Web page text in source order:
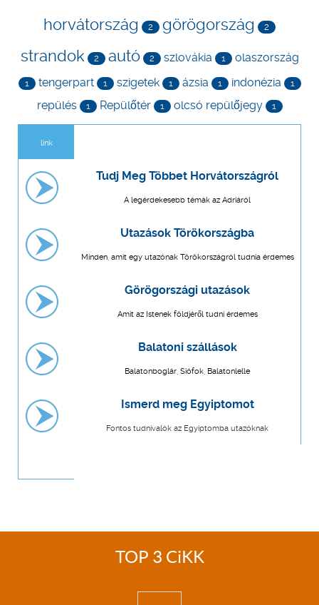
horvátország 2 görögország 2
strandok 2 autó 2 szlovákia 1 olaszország
1 tengerpart 1 szigetek 1 ázsia 1 indonézia 1
repülés 1 Repülőtér 1 olcsó repülőjegy 1
link
Tudj Meg Többet Horvátországról
A legérdekesebb témák az Adriáról
Utazások Törökországba
Minden, amit egy utazónak Törökországról tudnia érdemes
Görögországi utazások
Amit az Istenek földjéről tudni érdemes
Balatoni szállások
Balatonboglár, Siófok, Balatonlelle
Ismerd meg Egyiptomot
Fontos tudnivalók az Egyiptomba utazóknak
TOP 3 CiKK